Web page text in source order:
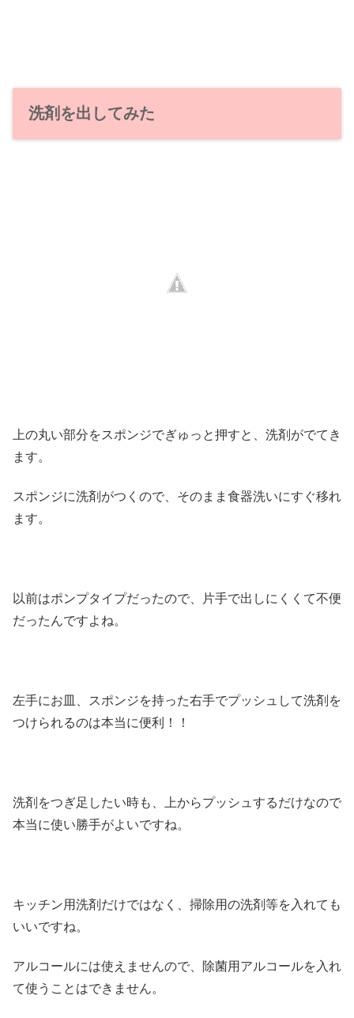
洗剤を出してみた
上の丸い部分をスポンジでぎゅっと押すと、洗剤がでてき
ます。
スポンジに洗剤がつくので、そのまま食器洗いにすぐ移れ
ます。
以前はポンプタイプだったので、片手で出しにくくて不便
だったんですよね。
左手にお皿、スポンジを持った右手でプッシュして洗剤を
つけられるのは本当に便利！！
洗剤をつぎ足したい時も、上からプッシュするだけなので
本当に使い勝手がよいですね。
キッチン用洗剤だけではなく、掃除用の洗剤等を入れても
いいですね。
アルコールには使えませんので、除菌用アルコールを入れ
て使うことはできません。